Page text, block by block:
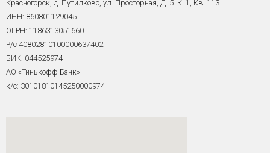
Красногорск, д. Путилково, ул. Просторная, Д. 5. К. 1, Кв. 113
ИНН: 860801129045
ОГРН: 1186313051660
Р/с 40802810100000637402
БИК: 044525974
АО «Тинькофф Банк»
к/с: 30101810145250000974